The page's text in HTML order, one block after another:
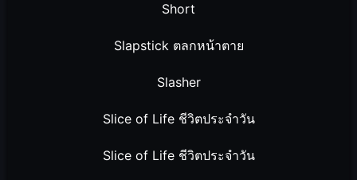
Short
Slapstick ตลกหน้าตาย
Slasher
Slice of Life ชีวิตประจำวัน
Slice of Life ชีวิตประจำวัน